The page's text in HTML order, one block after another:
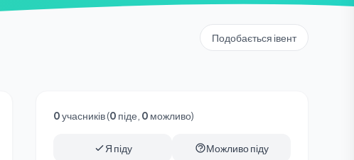
Подобається івент
0учасників (0 піде, 0 можливо)
Я піду Можливо піду